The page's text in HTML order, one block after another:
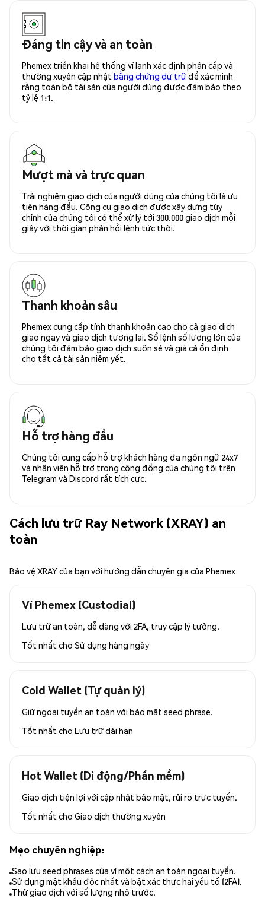
Đáng tin cậy và an toàn
Phemex triển khai hệ thống ví lạnh xác định phân cấp và
thường xuyên cập nhật bằng chứng dự trữđể xác minh
rằng toàn bộ tài sản của người dùng được đảm bảo theo
tỷ lệ 1:1.
Mượt mà và trực quan
Trải nghiệm giao dịch của người dùng của chúng tôi là ưu
tiên hàng đầu. Công cụ giao dịch được xây dựng tùy
chỉnh của chúng tôi có thể xử lý tới 300.000 giao dịch mỗi
giây với thời gian phản hồi lệnh tức thời.
Thanh khoản sâu
Phemex cung cấp tính thanh khoản cao cho cả giao dịch
giao ngay và giao dịch tương lai. Sổ lệnh số lượng lớn của
chúng tôi đảm bảo giao dịch suôn sẻ và giá cả ổn định
cho tất cả tài sản niêm yết.
Hỗ trợ hàng đầu
Chúng tôi cung cấp hỗ trợ khách hàng đa ngôn ngữ 24x7
và nhân viên hỗ trợ trong cộng đồng của chúng tôi trên
Telegram và Discord rất tích cực.
Cách lưu trữ Ray Network (XRAY) an
toàn
Bảo vệ XRAY của bạn với hướng dẫn chuyên gia của Phemex
Ví Phemex (Custodial)
Lưu trữ an toàn, dễ dàng với 2FA, truy cập lý tưởng.
Tốt nhất cho Sử dụng hàng ngày
Cold Wallet (Tự quản lý)
Giữ ngoại tuyến an toàn với bảo mật seed phrase.
Tốt nhất cho Lưu trữ dài hạn
Hot Wallet (Di động/Phần mềm)
Giao dịch tiện lợi với cập nhật bảo mật, rủi ro trực tuyến.
Tốt nhất cho Giao dịch thường xuyên
Mẹo chuyên nghiệp:
Sao lưu seed phrases của ví một cách an toàn ngoại tuyến.
Sử dụng mật khẩu độc nhất và bật xác thực hai yếu tố (2FA).
Thử giao dịch với số lượng nhỏ trước.